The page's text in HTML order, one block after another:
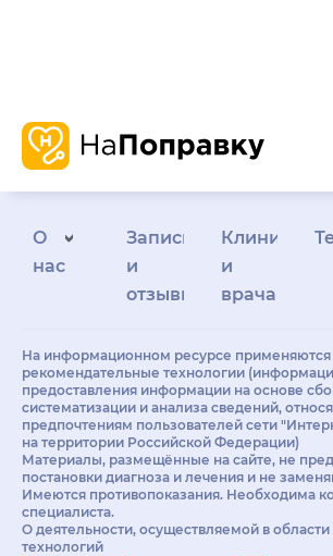
О
нас
Запись
и
отзывы
Клиникам
и
врачам
На информационном ресурсе применяются
рекомендательные технологии
предоставления информации на основе
систематизации и анализа сведений,
предпочтениям пользователей сети
на территории Российской Федерации)
Материалы, размещённые на сайте, не
постановки диагноза и лечения и не
Имеются противопоказания. Необходима
специалиста.
О деятельности, осуществляемой в
технологий